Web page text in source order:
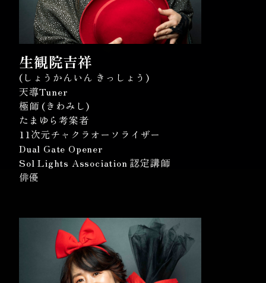
生観院吉祥
(しょうかんいん きっしょう)
天導Tuner
極師 (きわみし)
たまゆら考案者
11次元チャクラオーソライザー
Dual Gate Opener
Sol Lights Association 認定講師
俳優